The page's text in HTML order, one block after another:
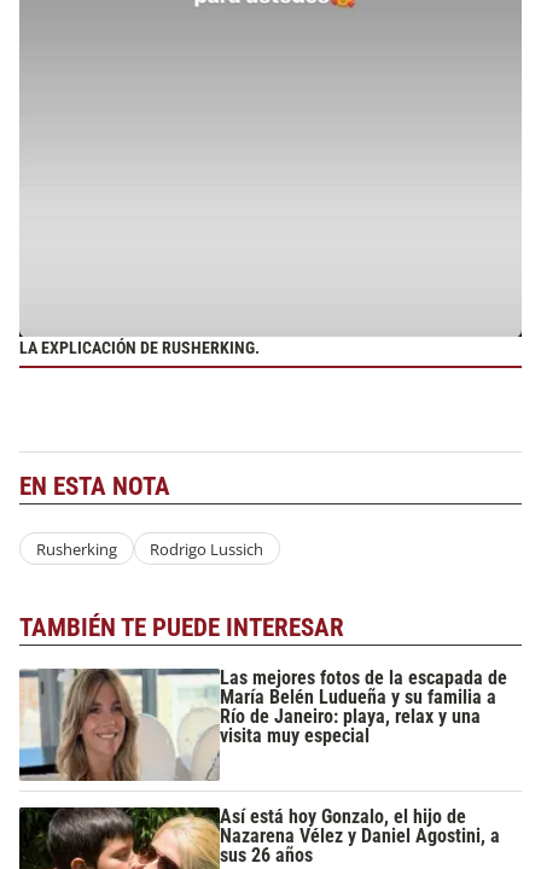
LA EXPLICACIÓN DE RUSHERKING.
EN ESTA NOTA
Rusherking Rodrigo Lussich
TAMBIÉN TE PUEDE INTERESAR
Las mejores fotos de la escapada de
María Belén Ludueña y su familia a
Río de Janeiro: playa, relax y una
visita muy especial
Así está hoy Gonzalo, el hijo de
Nazarena Vélez y Daniel Agostini, a
sus 26 años